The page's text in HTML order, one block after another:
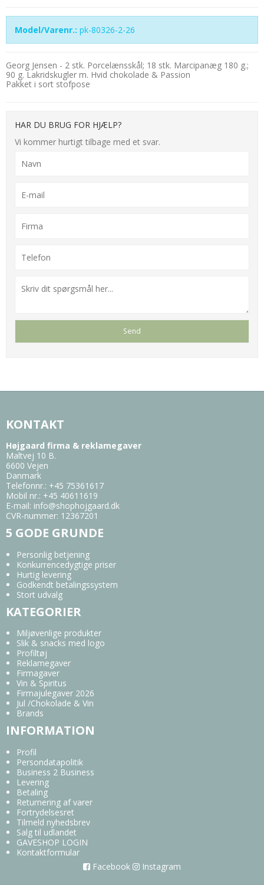
Model/Varenr.: pk-80326-2-26
Georg Jensen - 2 stk. Porcelænsskål; 18 stk. Marcipanæg 180 g.;
90 g. Lakridskugler m. Hvid chokolade & Passion
Pakket i sort stofpose
HAR DU BRUG FOR HJÆLP?
Vi kommer hurtigt tilbage med et svar.
KONTAKT
Højgaard firma & reklamegaver
Maltvej 10 B.
6600 Vejen
Danmark
Telefonnr.: +45 75361617
Mobil nr.: +45 40611619
E-mail: info@shophojgaard.dk
CVR-nummer: 12367201
5 GODE GRUNDE
Personlig betjening
Konkurrencedygtige priser
Hurtig levering
Godkendt betalingssystem
Stort udvalg
KATEGORIER
Miljøvenlige produkter
Slik & snacks med logo
Profiltøj
Reklamegaver
Firmagaver
Vin & Spiritus
Firmajulegaver 2026
Jul /Chokolade & Vin
Brands
INFORMATION
Profil
Persondatapolitik
Business 2 Business
Levering
Betaling
Returnering af varer
Fortrydelsesret
Tilmeld nyhedsbrev
Salg til udlandet
GAVESHOP LOGIN
Kontaktformular
Facebook
Instagram